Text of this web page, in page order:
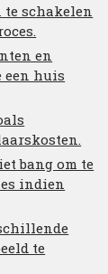
te schakelen
en
een huis
bang om te
indien
te